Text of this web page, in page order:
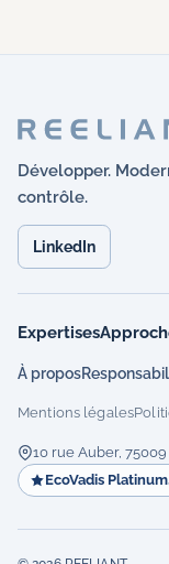
Développer.
contrôle.
LinkedIn
Expertises
À propos
Mentions légales
10 rue Auber,
EcoVadis